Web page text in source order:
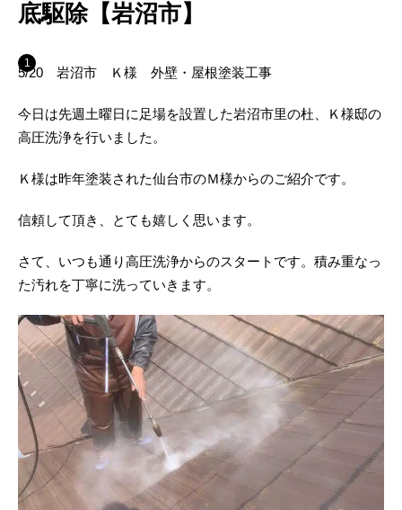
底駆除【岩沼市】
5/20 岩沼市 Ｋ様 外壁・屋根塗装工事
今日は先週土曜日に足場を設置した岩沼市里の杜、Ｋ様邸の
高圧洗浄を行いました。
Ｋ様は昨年塗装された仙台市のＭ様からのご紹介です。
信頼して頂き、とても嬉しく思います。
さて、いつも通り高圧洗浄からのスタートです。積み重なっ
た汚れを丁寧に洗っていきます。